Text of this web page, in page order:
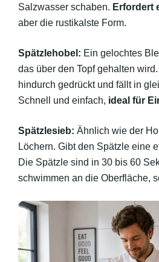
Salzwasser schaben. Erfordert
aber die rustikalste Form.
Spätzlehobel: Ein gelochtes
das über den Topf gehalten
hindurch gedrückt und fällt in
Schnell und einfach, ideal für
Spätzlesieb: Ähnlich wie der
Löchern. Gibt den Spätzle eine
Die Spätzle sind in 30 bis 60
schwimmen an die Oberfläche,